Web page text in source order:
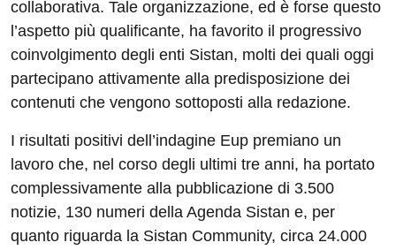
collaborativa. Tale organizzazione, ed è forse questo
l’aspetto più qualificante, ha favorito il progressivo
coinvolgimento degli enti Sistan, molti dei quali oggi
partecipano attivamente alla predisposizione dei
contenuti che vengono sottoposti alla redazione.
I risultati positivi dell’indagine Eup premiano un
lavoro che, nel corso degli ultimi tre anni, ha portato
complessivamente alla pubblicazione di 3.500
notizie, 130 numeri della Agenda Sistan e, per
quanto riguarda la Sistan Community, circa 24.000